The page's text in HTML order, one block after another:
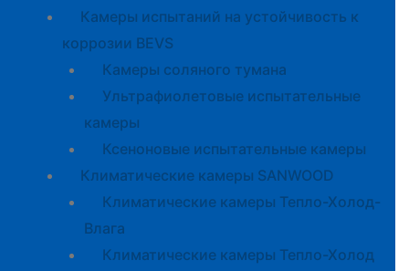
Камеры испытаний на устойчивость к
коррозии BEVS
Камеры соляного тумана
Ультрафиолетовые испытательные
камеры
Ксеноновые испытательные камеры
Климатические камеры SANWOOD
Климатические камеры Тепло-Холод-
Влага
Климатические камеры Тепло-Холод